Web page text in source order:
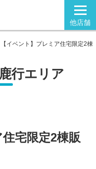
他店舗
【イベント】プレミア住宅限定2棟
行エリア
宅限定2棟販